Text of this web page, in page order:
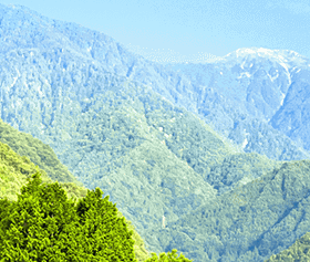
た
つ
映
え
る